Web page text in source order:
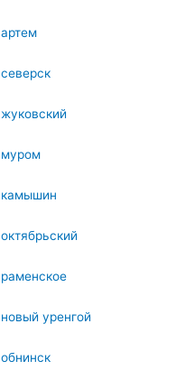
артем
северск
жуковский
муром
камышин
октябрьский
раменское
новый уренгой
обнинск